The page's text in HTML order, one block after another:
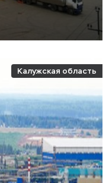
Калужская область